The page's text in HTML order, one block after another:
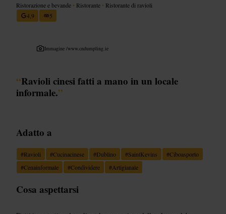
Ristorazione e bevande • Ristorante • Ristorante di ravioli
4,9
5
Immagine /www.cndumpling.ie
“Ravioli cinesi fatti a mano in un locale
informale.”
Adatto a
#Ravioli #Cucinacinese #Dublino #SaintKevins #Ciboasporto
#Cenainformale #Condividere #Artigianale
Cosa aspettarsi